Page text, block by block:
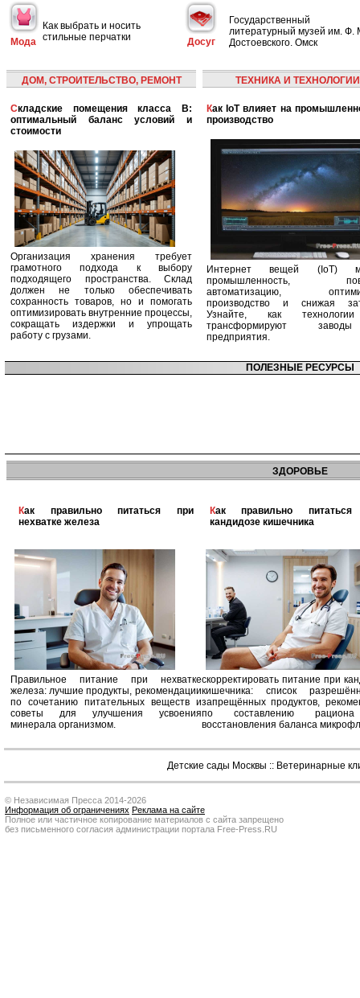
Мода
Как выбрать и носить
стильные перчатки
Досуг
Государственный
литературный музей им. Ф.
Достоевского. Омск
ДОМ, СТРОИТЕЛЬСТВО, РЕМОНТ
Складские помещения класса B:
оптимальный баланс условий и
стоимости
Организация хранения требует
грамотного подхода к выбору
подходящего пространства. Склад
должен не только обеспечивать
сохранность товаров, но и помогать
оптимизировать внутренние процессы,
сокращать издержки и упрощать
работу с грузами.
ТЕХНИКА И ТЕХНОЛОГИИ
Как IoT влияет на промышленность и
производство
Интернет вещей (IoT)
промышленность,
автоматизацию,
производство и снижая
Узнайте, как
трансформируют
предприятия.
ПОЛЕЗНЫЕ РЕСУРСЫ
ЗДОРОВЬЕ
Как правильно питаться при
нехватке железа
Правильное питание при нехватке
железа: лучшие продукты, рекомендации
по сочетанию питательных веществ и
советы для улучшения усвоения
минерала организмом.
Как правильно питаться при
кандидозе кишечника
скорректировать питание при
кишечника: список
запрещённых продуктов,
по составлению
восстановления баланса
Детские сады Москвы :: Ветеринарные
© Независимая Пресса 2014-2026
Информация об ограничениях Реклама на сайте
Полное или частичное копирование материалов с сайта запрещено
без письменного согласия администрации портала Free-Press.RU